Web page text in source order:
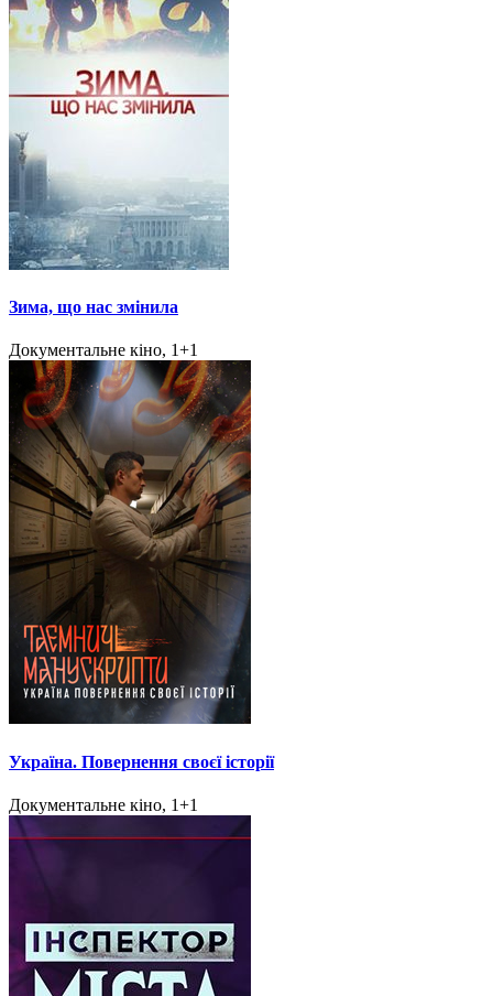
Зима, що нас змінила
Документальне кіно, 1+1
Україна. Повернення своєї історії
Документальне кіно, 1+1